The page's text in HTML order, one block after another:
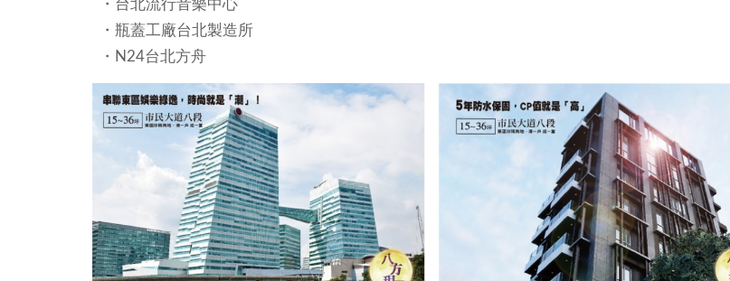
・台北流行音樂中心
・瓶蓋工廠台北製造所
・N24台北方舟